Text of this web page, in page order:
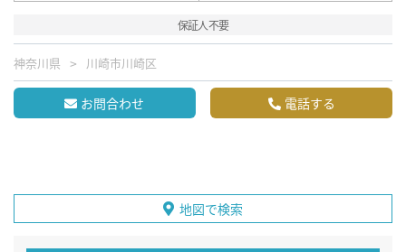
保証人不要
神奈川県 川崎市川崎区
お問合わせ 電話する
地図で検索